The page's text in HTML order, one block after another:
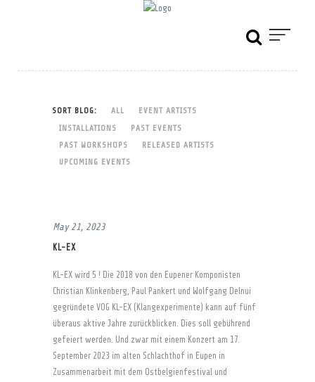
SORT BLOG: ALL
EVENT ARTISTS
INSTALLATIONS
PAST EVENTS
PAST WORKSHOPS
RELEASED ARTISTS
UPCOMING EVENTS
May 21, 2023
KL-EX
KL-EX wird 5 ! Die 2018 von den Eupener Komponisten
Christian Klinkenberg, Paul Pankert und Wolfgang Delnui
gegründete VOG KL-EX (Klangexperimente) kann auf fünf
überaus aktive Jahre zurückblicken. Dies soll gebührend
gefeiert werden. Und zwar mit einem Konzert am 17.
September 2023 im alten Schlachthof in Eupen in
Zusammenarbeit mit dem Ostbelgienfestival und